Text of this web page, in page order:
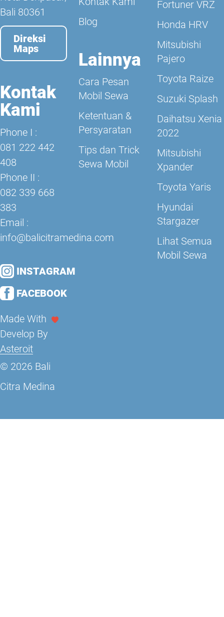
Bali 80361
Direksi
Maps
Kontak
Kami
Phone I :
081 222 442
408
Phone II :
082 339 668
383
Email :
info@balicitramedina.com
INSTAGRAM
FACEBOOK
Made With
Develop By
Asteroit
© 2026 Bali
Citra Medina
Blog
Lainnya
Cara Pesan
Mobil Sewa
Ketentuan &
Persyaratan
Tips dan Trick
Sewa Mobil
Fortuner VRZ
Honda HRV
Mitsubishi
Pajero
Toyota Raize
Suzuki Splash
Daihatsu Xenia
2022
Mitsubishi
Xpander
Toyota Yaris
Hyundai
Stargazer
Lihat Semua
Mobil Sewa